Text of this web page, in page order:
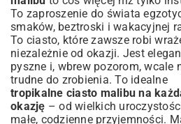
To zaproszenie do świata
smaków, beztroski i wakacyjnej
To ciasto, które zawsze robi
niezależnie od okazji. Jest
pyszne i, wbrew pozorom, wcale
trudne do zrobienia. To idealne
tropikalne ciasto malibu na
okazję – od wielkich
małe, codzienne przyjemności.